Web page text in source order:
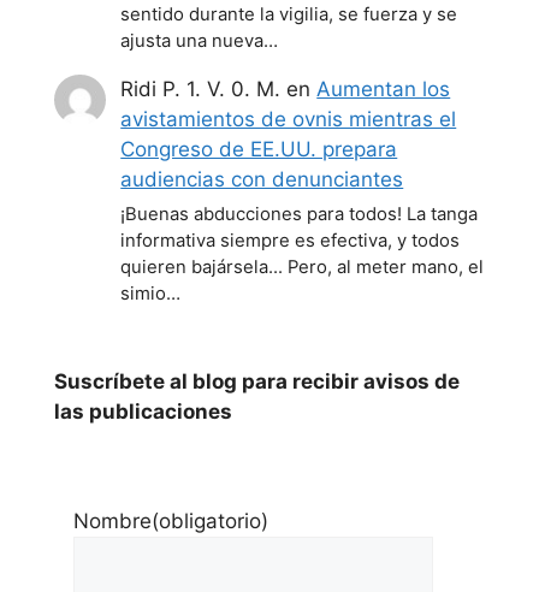
sentido durante la vigilia, se fuerza y se
ajusta una nueva…
Ridi P. 1. V. 0. M. en Aumentan los
avistamientos de ovnis mientras el
Congreso de EE.UU. prepara
audiencias con denunciantes
¡Buenas abducciones para todos! La tanga
informativa siempre es efectiva, y todos
quieren bajársela... Pero, al meter mano, el
simio…
Suscríbete al blog para recibir avisos de
las publicaciones
Nombre(obligatorio)